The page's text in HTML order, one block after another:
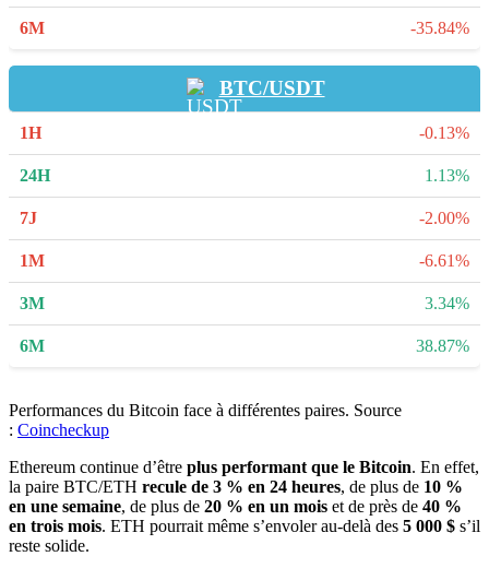
-35.84%
BTC/USDT
-0.13%
1.13%
-2.00%
-6.61%
3.34%
38.87%
Performances du Bitcoin face à différentes paires. Source
: Coincheckup
Ethereum continue d’être plus performant que le Bitcoin. En effet,
la paire BTC/ETH recule de 3 % en 24 heures, de plus de 10 %
en une semaine, de plus de 20 % en un mois et de près de 40 %
en trois mois. ETH pourrait même s’envoler au-delà des 5 000 $ s’il
reste solide.